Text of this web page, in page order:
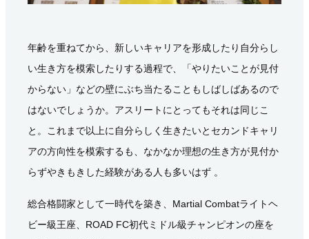
年齢を重ねてから、新しいキャリアを形成したり自分らし
い生き方を模索したりする過程で、「やりたいことが見付
からない」などの壁にぶち当たることもしばしばあるので
はないでしょうか。アスリートにとってもそれは同じこ
と。これまで以上に自分らしく生きたいとセカンドキャリ
アの方向性を模索するも、なかなか理想の生き方が見付か
らずやきもきした経験がある人も多いはず 。
総合格闘家として一時代を築き、Martial Combatライトヘ
ビー級王座、ROAD FC初代ミドル級チャンピオンの座を